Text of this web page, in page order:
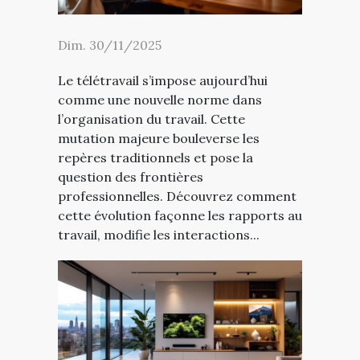
Dim. 30/11/2025
Le télétravail s’impose aujourd’hui
comme une nouvelle norme dans
l’organisation du travail. Cette
mutation majeure bouleverse les
repères traditionnels et pose la
question des frontières
professionnelles. Découvrez comment
cette évolution façonne les rapports au
travail, modifie les interactions...